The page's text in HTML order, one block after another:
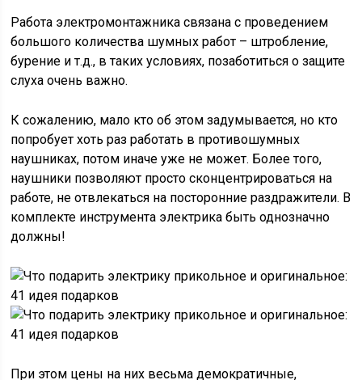
Работа электромонтажника связана с проведением
большого количества шумных работ – штробление,
бурение и т.д., в таких условиях, позаботиться о защите
слуха очень важно.
К сожалению, мало кто об этом задумывается, но кто
попробует хоть раз работать в противошумных
наушниках, потом иначе уже не может. Более того,
наушники позволяют просто сконцентрироваться на
работе, не отвлекаться на посторонние раздражители. В
комплекте инструмента электрика быть однозначно
должны!
При этом цены на них весьма демократичные,